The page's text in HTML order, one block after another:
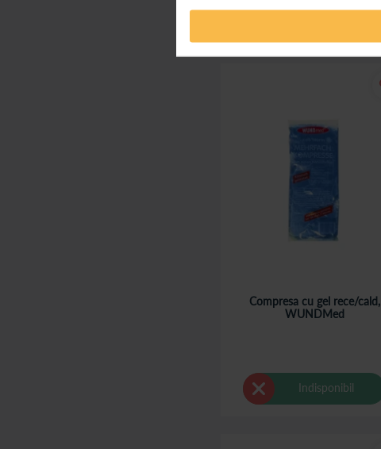
Compresa cu gel rece/cald,
WUNDMed
Indisponibil